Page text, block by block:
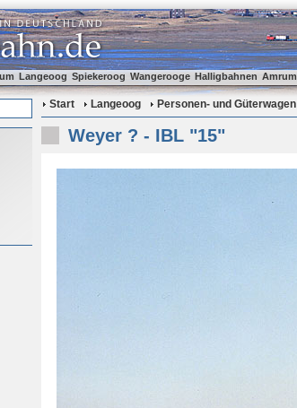
Langeoog Spiekeroog Wangerooge Halligbahnen Amrum
Start Langeoog Personen- und Güterwagen
Weyer ? - IBL "15"